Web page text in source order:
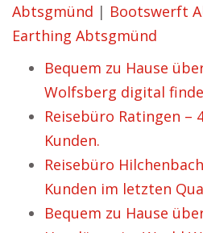
Abtsgmünd | Bootswerft
Earthing Abtsgmünd
Bequem zu Hause
Wolfsberg digital
Reisebüro Ratingen –
Kunden.
Reisebüro
Kunden im letzten
Bequem zu Hause